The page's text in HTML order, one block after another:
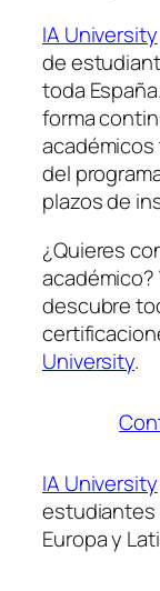
IA University
de
toda
forma
del
plazos de
¿Quieres
descubre
University.
IA University
estudiantes
Europa y